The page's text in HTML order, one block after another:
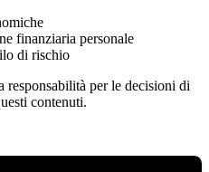
finanziaria personale
di rischio
responsabilità per le decisioni di
contenuti.